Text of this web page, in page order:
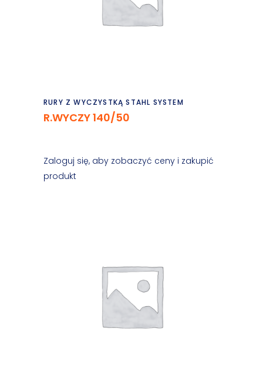
Czytaj dalej
RURY Z WYCZYSTKĄ STAHL SYSTEM
R.WYCZY 140/50
Zaloguj się, aby zobaczyć ceny i zakupić
produkt